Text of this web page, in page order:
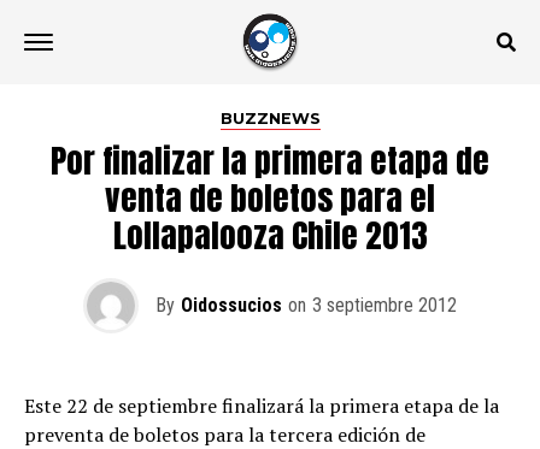
BUZZNEWS
Por finalizar la primera etapa de
venta de boletos para el
Lollapalooza Chile 2013
By Oidossucios on 3 septiembre 2012
Este 22 de septiembre finalizará la primera etapa de la
preventa de boletos para la tercera edición de